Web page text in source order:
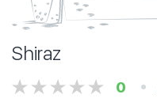
Shiraz
0